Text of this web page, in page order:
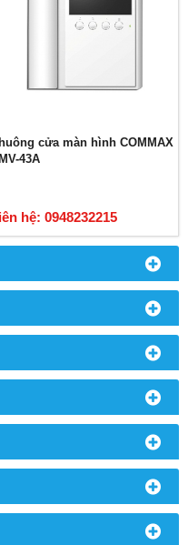
cửa màn hình COMMAX
43A
hệ: 0948232215